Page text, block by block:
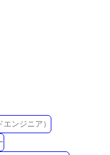
ンジニア）